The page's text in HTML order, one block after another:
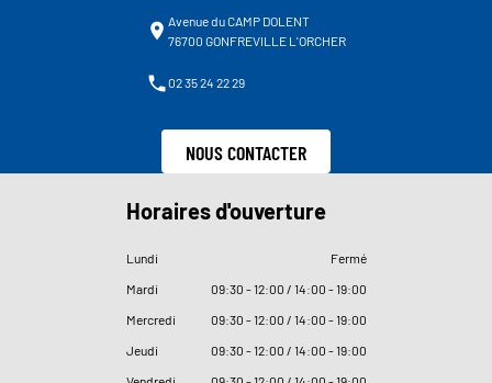
Avenue du CAMP DOLENT
76700 GONFREVILLE L'ORCHER
02 35 24 22 29
NOUS CONTACTER
Horaires d'ouverture
Lundi
Fermé
Mardi
09:30 - 12:00 / 14:00 - 19:00
Mercredi
09:30 - 12:00 / 14:00 - 19:00
Jeudi
09:30 - 12:00 / 14:00 - 19:00